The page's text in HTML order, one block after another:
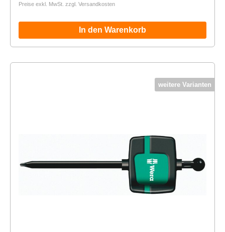
Preise exkl. MwSt. zzgl. Versandkosten
In den Warenkorb
weitere Varianten